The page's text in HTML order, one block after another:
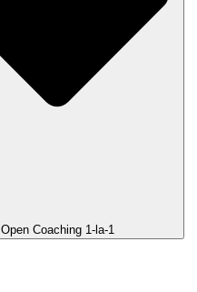
Open Coaching 1-la-1